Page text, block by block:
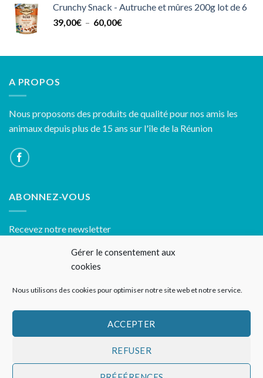
Gérer le consentement aux
cookies
Nous utilisons des cookies pour optimiser notre site web et notre service.
ACCEPTER
REFUSER
25,00€
à
Crunchy Snack - Autruche et mûres 200g lot de 6
39,00€ – 60,00€Plage
39,00€
A PROPOS
Nous proposons des produits de qualité pour nos amis les
animaux depuis plus de 15 ans sur l'île de la Réunion
ABONNEZ-VOUS
Recevez notre newsletter